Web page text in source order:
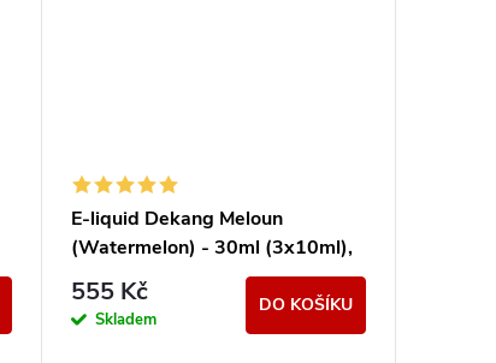
E-liquid Dekang Meloun
(Watermelon) - 30ml (3x10ml),
6mg
555 Kč
Skladem
DO KOŠÍKU